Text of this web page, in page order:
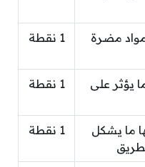
مواد مضرة
1 نقطة
يؤثر على
1 نقطة
ما يشكل
1 نقطة